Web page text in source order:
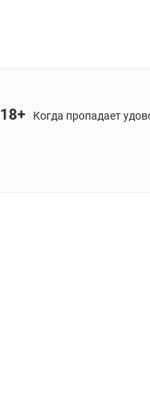
18+ Когда пропадает